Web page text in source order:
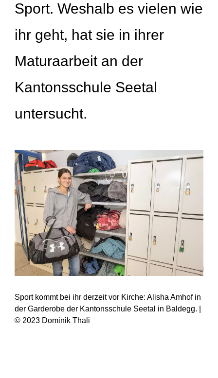
Sport. Weshalb es vielen wie
ihr geht, hat sie in ihrer
Maturaarbeit an der
Kantonsschule Seetal
untersucht.
Sport kommt bei ihr derzeit vor Kirche: Alisha Amhof in
der Garderobe der Kantonsschule Seetal in Baldegg. |
© 2023 Dominik Thali